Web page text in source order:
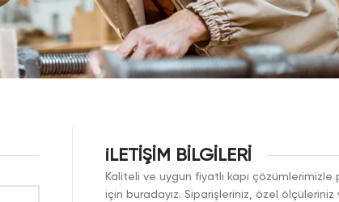
iLETİŞİM BİLGİLERİ
Kaliteli ve uygun fiyatlı kapı
için buradayız. Siparişleriniz, özel